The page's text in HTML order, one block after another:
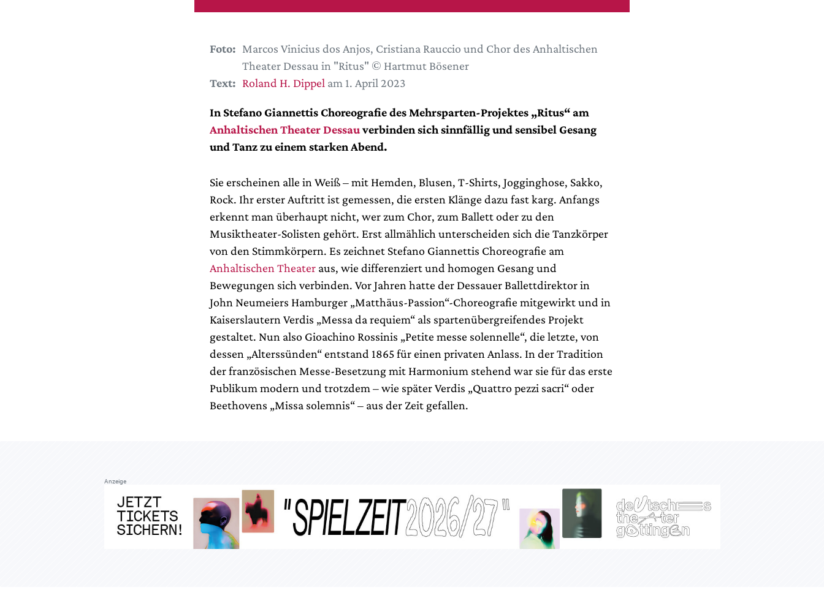
Foto: Marcos Vinicius dos Anjos, Cristiana Rauccio und Chor des Anhaltischen
Theater Dessau in "Ritus" © Hartmut Bösener
Text: Roland H. Dippel am 1. April 2023
In Stefano Giannettis Choreografie des Mehrsparten-Projektes „Ritus“ am
Anhaltischen Theater Dessauverbinden sich sinnfällig und sensibel Gesang
und Tanz zu einem starken Abend.
Sie erscheinen alle in Weiß – mit Hemden, Blusen, T-Shirts, Jogginghose, Sakko,
Rock. Ihr erster Auftritt ist gemessen, die ersten Klänge dazu fast karg. Anfangs
erkennt man überhaupt nicht, wer zum Chor, zum Ballett oder zu den
Musiktheater-Solisten gehört. Erst allmählich unterscheiden sich die Tanzkörper
von den Stimmkörpern. Es zeichnet Stefano Giannettis Choreografie am
Anhaltischen Theater aus, wie differenziert und homogen Gesang und
Bewegungen sich verbinden. Vor Jahren hatte der Dessauer Ballettdirektor in
John Neumeiers Hamburger „Matthäus-Passion“-Choreografie mitgewirkt und in
Kaiserslautern Verdis „Messa da requiem“ als spartenübergreifendes Projekt
gestaltet. Nun also Gioachino Rossinis „Petite messe solennelle“, die letzte, von
dessen „Alterssünden“ entstand 1865 für einen privaten Anlass. In der Tradition
der französischen Messe-Besetzung mit Harmonium stehend war sie für das erste
Publikum modern und trotzdem – wie später Verdis „Quattro pezzi sacri“ oder
Beethovens „Missa solemnis“ – aus der Zeit gefallen.
Anzeige